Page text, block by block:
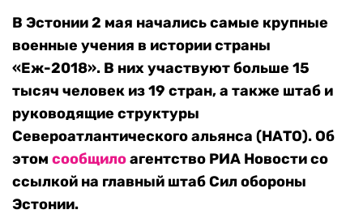
В Эстонии 2 мая начались самые крупные
военные учения в истории страны
«Еж-2018». В них участвуют больше 15
тысяч человек из 19 стран, а также штаб и
руководящие структуры
Североатлантического альянса (НАТО). Об
этом сообщилоагентство РИА Новости со
ссылкой на главный штаб Сил обороны
Эстонии.